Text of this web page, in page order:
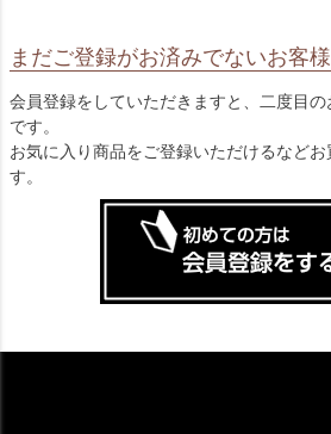
まだご登録がお済みでないお客様
会員登録をしていただきますと、二度目の
です。
お気に入り商品をご登録いただけるなど
す。